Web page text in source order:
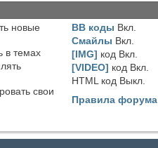
новые
в темах
свои
BB коды Вкл.
Смайлы Вкл.
[IMG] код Вкл.
[VIDEO] код Вкл.
HTML код Выкл.
Правила форума